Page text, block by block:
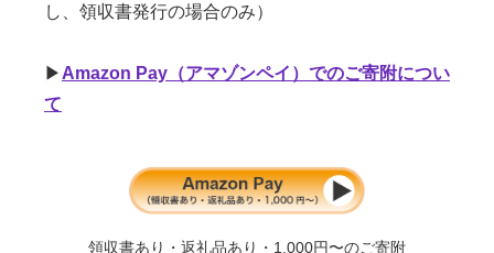
し、領収書発行の場合のみ）
▶ Amazon Pay（アマゾンペイ）でのご寄附につい
て
領収書あり・返礼品あり・1,000円〜のご寄附